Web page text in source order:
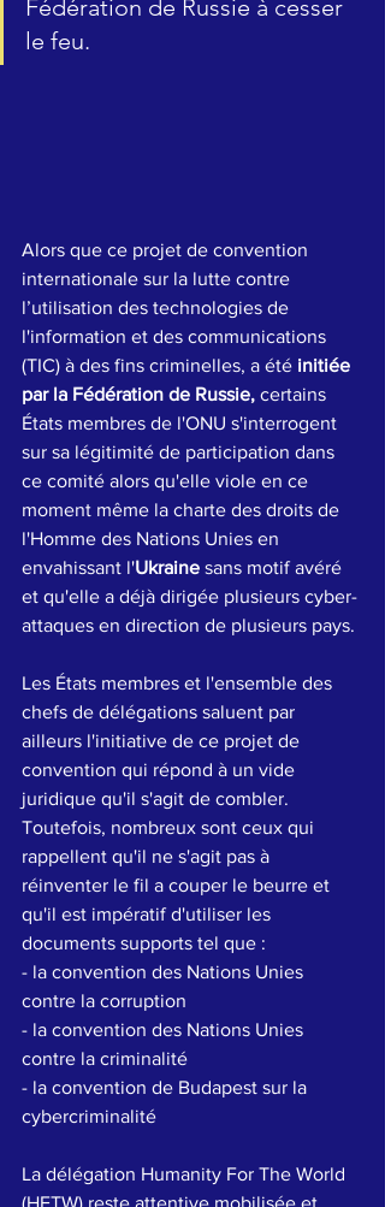
Fédération de Russie à cesser
le feu.
Alors que ce projet de convention
internationale sur la lutte contre
l’utilisation des technologies de
l'information et des communications
(TIC) à des fins criminelles, a été initiée
par la Fédération de Russie, certains
États membres de l'ONU s'interrogent
sur sa légitimité de participation dans
ce comité alors qu'elle viole en ce
moment même la charte des droits de
l'Homme des Nations Unies en
envahissant l'Ukraine sans motif avéré
et qu'elle a déjà dirigée plusieurs cyber-
attaques en direction de plusieurs pays.
Les États membres et l'ensemble des
chefs de délégations saluent par
ailleurs l'initiative de ce projet de
convention qui répond à un vide
juridique qu'il s'agit de combler.
Toutefois, nombreux sont ceux qui
rappellent qu'il ne s'agit pas à
réinventer le fil a couper le beurre et
qu'il est impératif d'utiliser les
documents supports tel que :
- la convention des Nations Unies
contre la corruption
- la convention des Nations Unies
contre la criminalité
- la convention de Budapest sur la
cybercriminalité
La délégation Humanity For The World
(HFTW) reste attentive mobilisée et